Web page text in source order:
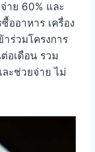
าย 60% และ
ออาหาร เครื่อง
ร่วมโครงการ
อเดือน รวม
ะช่วยจ่าย ไม่